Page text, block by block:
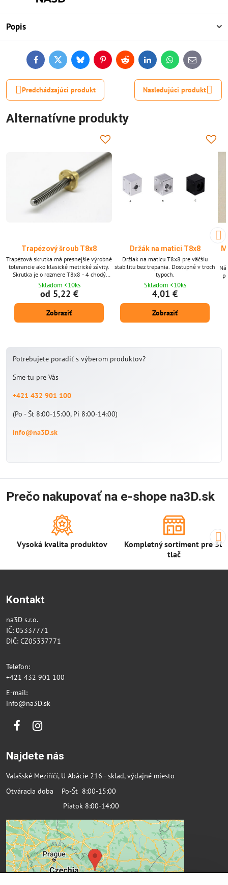
Popis
FacebookTwitterBlueskyPinterestReddit LinkedInWhatsApp
E-
mail
Predchádzajúci produkt Nasledujúci produkt
Alternatívne produkty
Trapézový šroub T8x8
Trapézová skrutka má presnejšie výrobné
tolerancie ako klasické metrické závity.
Skrutka je o rozmere T8x8 - 4 chodý
závit. Bez matice - na výber klasická
matica alebo matica s pružinou na
vymedzenie vôle.
Skladom <10ks
od 5,22 €
Zobraziť
Držák na matici T8x8
Držiak na maticu T8x8 pre väčšiu
stabilitu bez trepania. Dostupné v troch
typoch.
Skladom <10ks
4,01 €
Zobraziť
Potrebujete poradiť s výberom produktov?
Sme tu pre Vás
+421 432 901 100
(Po - Št 8:00-15:00, Pi 8:00-14:00)
info@na3D.sk
Prečo nakupovať na e-shope na3D.sk
Vysoká kvalita produktov
Kompletný sortiment pre 3D
tlač
Kontakt
na3D s.r.o.
IČ: 05337771
DIČ: CZ05337771
Telefon:
+421 432 901 100
E-mail:
info@na3D.sk
FacebookInstagram
Najdete nás
Valašské Meziříčí, U Abácie 216 - sklad, výdajné miesto
Otváracia doba Po-Št 8:00-15:00
Piatok 8:00-14:00